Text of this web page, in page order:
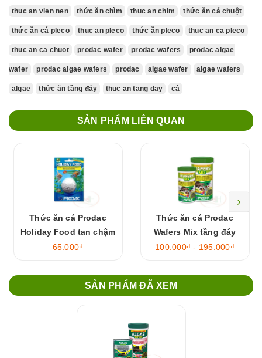
thuc an vien nen thức ăn chìm thuc an chim thức ăn cá chuột
thức ăn cá pleco thuc an pleco thức ăn pleco thuc an ca pleco
thuc an ca chuot prodac wafer prodac wafers prodac algae
wafer prodac algae wafers prodac algae wafer algae wafers
algae thức ăn tầng đáy thuc an tang day cá
SẢN PHẨM LIÊN QUAN
Thức ăn cá Prodac
Holiday Food tan chậm
65.000₫
Thức ăn cá Prodac
Wafers Mix tầng đáy
100.000₫ - 195.000₫
SẢN PHẨM ĐÃ XEM